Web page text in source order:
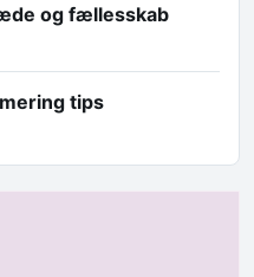
og fællesskab
tips